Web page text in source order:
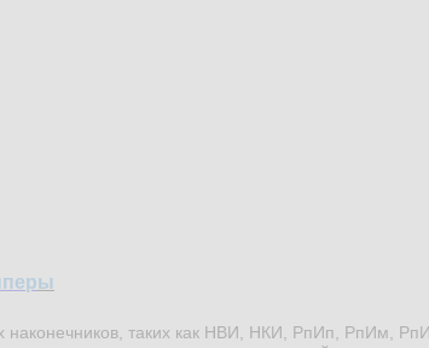
ы
наконечников, таких как НВИ, НКИ, РпИп, РпИм,